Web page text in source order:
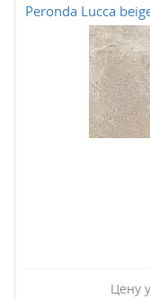
Peronda Lucca
Цену